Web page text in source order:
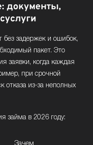
документы,
задержек и ошибок,
пакет. Это
заявки, когда каждая
при срочной
отказа из-за неполных
займа в 2026 году: